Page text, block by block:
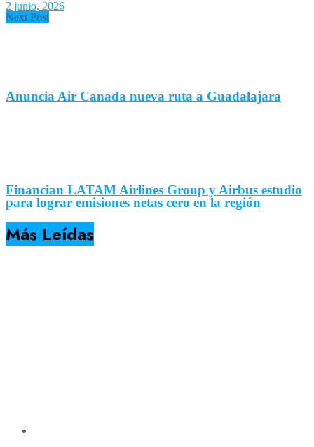
2 junio, 2026
Next Post
Anuncia Air Canada nueva ruta a Guadalajara
Financian LATAM Airlines Group y Airbus estudio
para lograr emisiones netas cero en la región
Más Leídas